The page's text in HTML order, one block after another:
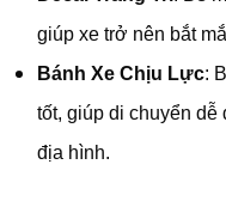
giúp xe trở nên bắt
Bánh Xe Chịu Lực:
tốt, giúp di chuyển dễ
địa hình.